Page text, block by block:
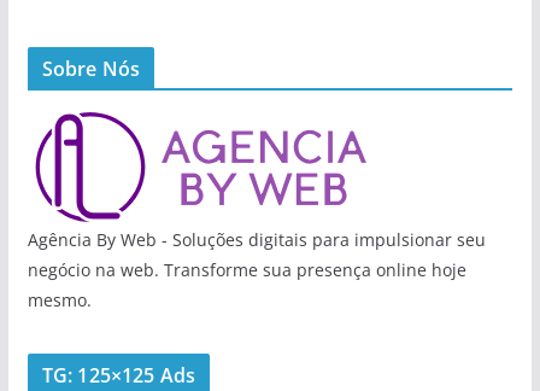
Sobre Nós
Agência By Web - Soluções digitais para impulsionar seu
negócio na web. Transforme sua presença online hoje
mesmo.
TG: 125×125 Ads